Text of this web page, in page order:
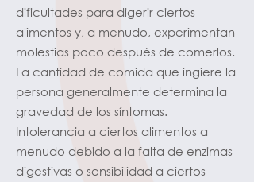
dificultades para digerir ciertos
alimentos y, a menudo, experimentan
molestias poco después de comerlos.
La cantidad de comida que ingiere la
persona generalmente determina la
gravedad de los síntomas.
Intolerancia a ciertos alimentos a
menudo debido a la falta de enzimas
digestivas o sensibilidad a ciertos